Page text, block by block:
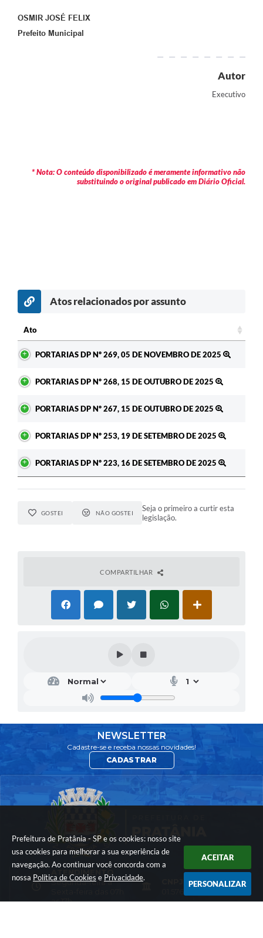
Prefeitura de Pratânia - SP e os cookies: nosso site
usa cookies para melhorar a sua experiência de
navegação. Ao continuar você concorda com a
nossa Política de Cookies e Privacidade.
ACEITAR
PERSONALIZAR
OSMIR JOSÉ FELIX
Prefeito Municipal
Autor
Executivo
* Nota: O conteúdo disponibilizado é meramente informativo não
substituindo o original publicado em Diário Oficial.
Atos relacionados por assunto
Ato
PORTARIAS DP Nº 269, 05 DE NOVEMBRO DE 2025
PORTARIAS DP Nº 268, 15 DE OUTUBRO DE 2025
PORTARIAS DP Nº 267, 15 DE OUTUBRO DE 2025
PORTARIAS DP Nº 253, 19 DE SETEMBRO DE 2025
PORTARIAS DP Nº 223, 16 DE SETEMBRO DE 2025
GOSTEI NÃO GOSTEI
Seja o primeiro a curtir esta
legislação.
COMPARTILHAR
NEWSLETTER
Cadastre-se e receba nossas novidades!
CADASTRAR
Segunda-feira a
as 17h